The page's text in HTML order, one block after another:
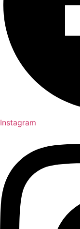
Instagram